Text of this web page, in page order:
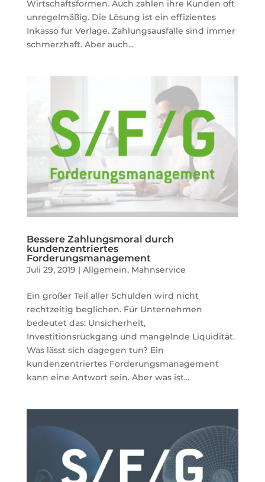
Wirtschaftsformen. Auch zahlen ihre Kunden oft
unregelmäßig. Die Lösung ist ein effizientes
Inkasso für Verlage. Zahlungsausfälle sind immer
schmerzhaft. Aber auch...
Bessere Zahlungsmoral durch
kundenzentriertes
Forderungsmanagement
Juli 29, 2019 | Allgemein, Mahnservice
Ein großer Teil aller Schulden wird nicht
rechtzeitig beglichen. Für Unternehmen
bedeutet das: Unsicherheit,
Investitionsrückgang und mangelnde Liquidität.
Was lässt sich dagegen tun? Ein
kundenzentriertes Forderungsmanagement
kann eine Antwort sein. Aber was ist...